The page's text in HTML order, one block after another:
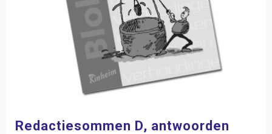
Redactiesommen D, antwoorden